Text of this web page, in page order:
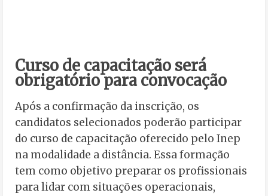
Curso de capacitação será
obrigatório para convocação
Após a confirmação da inscrição, os
candidatos selecionados poderão participar
do curso de capacitação oferecido pelo Inep
na modalidade a distância. Essa formação
tem como objetivo preparar os profissionais
para lidar com situações operacionais,